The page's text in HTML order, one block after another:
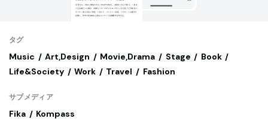
タグ
Music Art,Design Movie,Drama Stage
Book
Life&Society
Work Travel Fashion
サブメディア
Fika Kompass